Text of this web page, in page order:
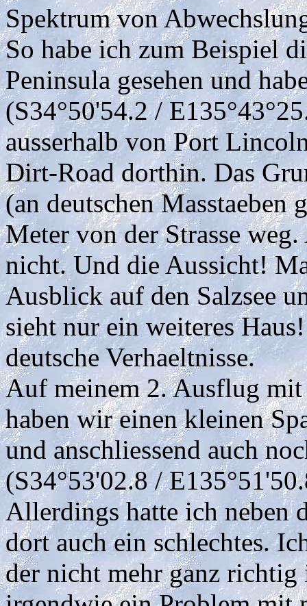
Spektrum von
So habe ich zum Beispiel
Peninsula gesehen und
(S34°50'54.2 /
ausserhalb von Port
Dirt-Road dorthin. Das
(an deutschen Masstaeben
Meter von der Strasse
nicht. Und die Aussicht!
Ausblick auf den Salzsee
sieht nur ein weiteres
deutsche Verhaeltnisse.
Auf meinem 2. Ausflug
haben wir einen kleinen
und anschliessend auch
(S34°53'02.8 /
Allerdings hatte ich neben
dort auch ein schlechtes.
der nicht mehr ganz